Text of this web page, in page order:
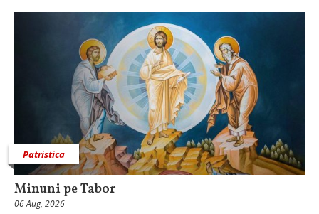
Patristica
Minuni pe Tabor
06 Aug, 2026